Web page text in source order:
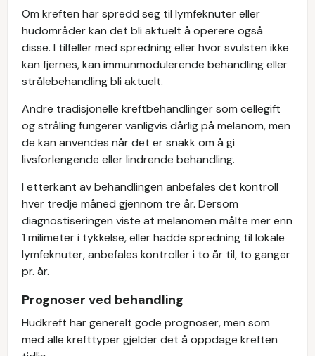
Om kreften har spredd seg til lymfeknuter eller
hudområder kan det bli aktuelt å operere også
disse. I tilfeller med spredning eller hvor svulsten ikke
kan fjernes, kan immunmodulerende behandling eller
strålebehandling bli aktuelt.
Andre tradisjonelle kreftbehandlinger som cellegift
og stråling fungerer vanligvis dårlig på melanom, men
de kan anvendes når det er snakk om å gi
livsforlengende eller lindrende behandling.
I etterkant av behandlingen anbefales det kontroll
hver tredje måned gjennom tre år. Dersom
diagnostiseringen viste at melanomen målte mer enn
1 milimeter i tykkelse, eller hadde spredning til lokale
lymfeknuter, anbefales kontroller i to år til, to ganger
pr. år.
Prognoser ved behandling
Hudkreft har generelt gode prognoser, men som
med alle krefttyper gjelder det å oppdage kreften